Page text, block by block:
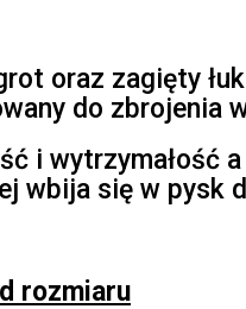
oraz zagięty
do zbrojenia
i wytrzymałość
wbija się w pysk
rozmiaru